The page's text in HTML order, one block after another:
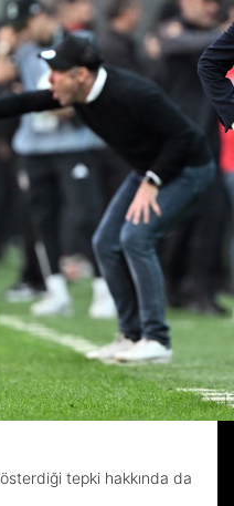
tepki hakkında da